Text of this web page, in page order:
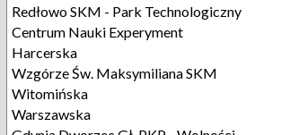
Redłowo SKM - Park Technologiczny
Centrum Nauki Experyment
Harcerska
Wzgórze Św. Maksymiliana SKM
Witomińska
Warszawska